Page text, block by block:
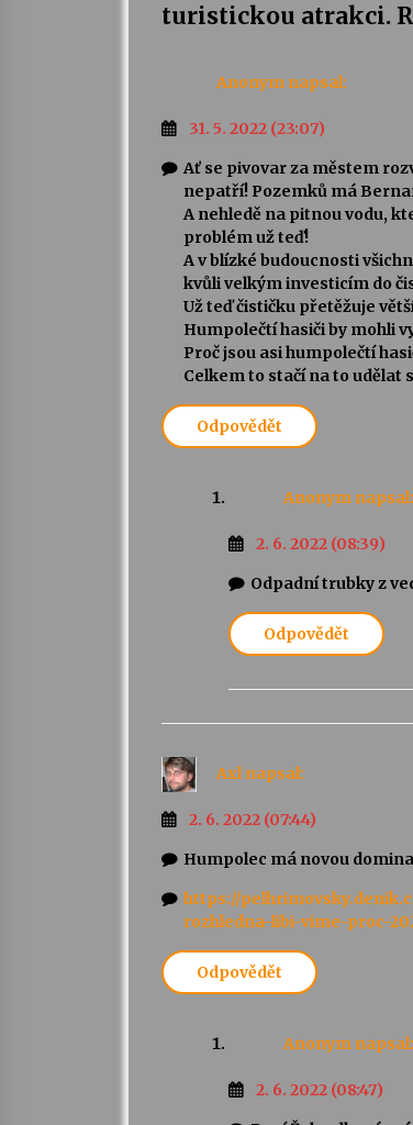
turistickou atrakci.
Anonym napsal:
31. 5. 2022 (23:07)
Ať se pivovar za městem
nepatří! Pozemků má
A nehledě na pitnou vodu,
problém už teď!
A v blízké budoucnosti
kvůli velkým investicím do
Už teď čističku přetěžuje
Humpolečtí hasiči by mohli
Proč jsou asi humpolečtí
Celkem to stačí na to udělat
Odpovědět
Anonym napsal:
2. 6. 2022 (08:39)
Odpadní trubky z
Odpovědět
Axl napsal:
2. 6. 2022 (07:44)
Humpolec má novou
https://
rozhledna-libi-vime-proc-
Odpovědět
Anonym napsal:
2. 6. 2022 (08:47)